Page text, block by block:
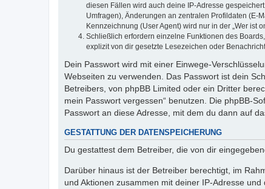
diesen Fällen wird auch deine IP-Adresse
Umfragen), Änderungen an zentralen Profildaten (E-
Kennzeichnung (User Agent) wird nur in der „Wer ist
Schließlich erfordern einzelne Funktionen des
explizit von dir gesetzte Lesezeichen oder
Dein Passwort wird mit einer Einwege-
Webseiten zu verwenden. Das Passwort ist dein
Betreibers, von phpBB Limited oder ein Dritter
mein Passwort vergessen“ benutzen. Die phpBB-
Passwort an diese Adresse, mit dem du dann auf
GESTATTUNG DER DATENSPEICHERUNG
Du gestattest dem Betreiber, die von dir
Darüber hinaus ist der Betreiber berechtigt, im
und Aktionen zusammen mit deiner IP-Adresse